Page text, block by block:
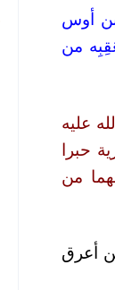
بن أوس
من
عليه
حبرا
من
أعرق